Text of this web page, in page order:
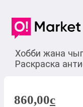
Хобби жана
Раскраска
860,00c